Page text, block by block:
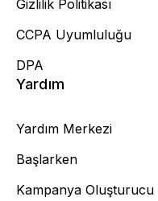
Gizlilik Politikası
CCPA Uyumluluğu
DPA
Yardım
Yardım Merkezi
Başlarken
Kampanya Oluşturucu